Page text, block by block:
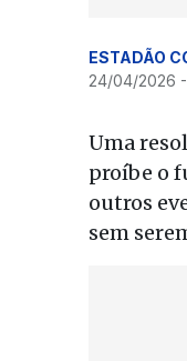
ESTADÃO
24/04/2026 -
Uma
proíbe o
outros
sem